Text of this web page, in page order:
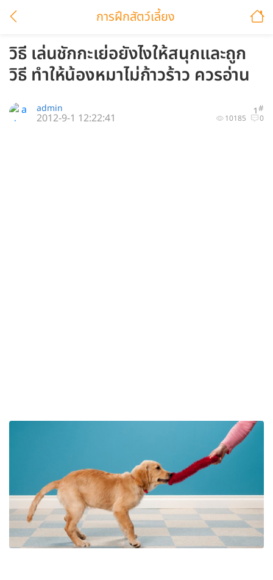
การฝึกสัตว์เลี้ยง
วิธี เล่นชักกะเย่อยังไงให้สนุกและถูก
วิธี ทำให้น้องหมาไม่ก้าวร้าว ควรอ่าน
1#
admin
10185 0
2012-9-1 12:22:41